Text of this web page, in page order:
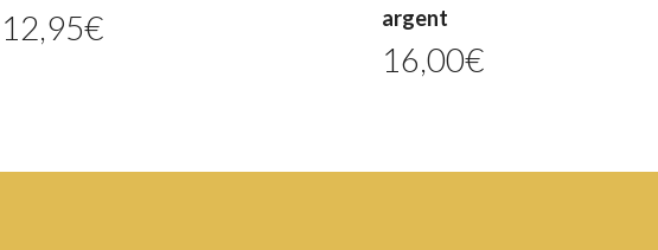
12,95€
argent
16,00€